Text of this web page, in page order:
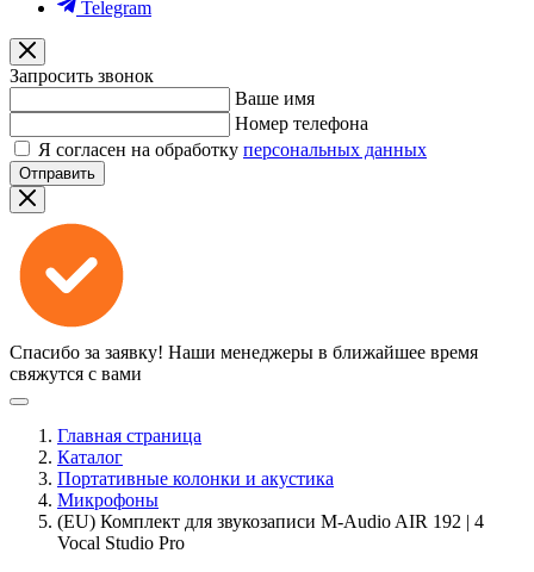
Telegram
Запросить звонок
Ваше имя
Номер телефона
Я согласен на обработку персональных данных
Отправить
Спасибо за заявку! Наши менеджеры в ближайшее время
свяжутся с вами
Главная страница
Каталог
Портативные колонки и акустика
Микрофоны
(EU) Комплект для звукозаписи M-Audio AIR 192 | 4
Vocal Studio Pro